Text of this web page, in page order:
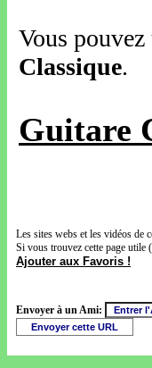
Vous
Classique.
Guitare
Les sites webs et les vidéos de
Si vous trouvez cette page utile
Ajouter aux Favoris !
Envoyer à un Ami: